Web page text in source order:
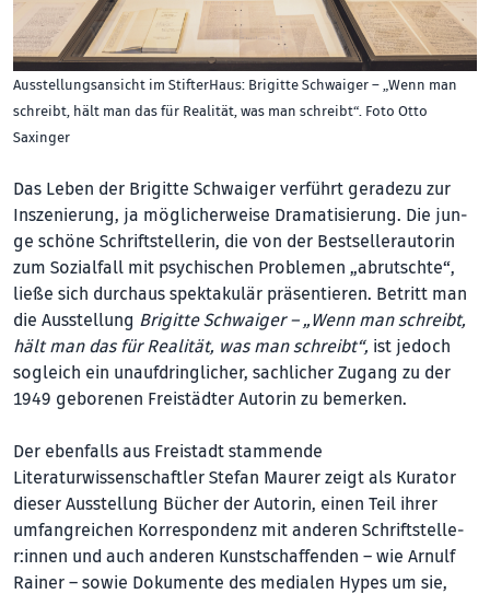
Ausstellungsansicht im StifterHaus: Brigitte Schwaiger – „Wenn man
schreibt, hält man das für Realität, was man schreibt“. Foto Otto
Saxinger
Das Leben der Brigitte Schwaiger verführt geradezu zur
Inszenierung, ja möglicherweise Dramatisierung. Die jun­
ge schöne Schriftstellerin, die von der Bestsellerautorin
zum Sozialfall mit psychischen Problemen „abrutschte“,
ließe sich durchaus spektakulär prä­sentieren. Betritt man
die Ausstellung Brigitte Schwaiger – „Wenn man schreibt,
hält man das für Realität, was man schreibt“, ist jedoch
sogleich ein unaufdringlicher, sachlicher Zugang zu der
1949 geborenen Freistädter Autorin zu bemerken.
Der ebenfalls aus Freistadt stammende
Literaturwissenschaftler Stefan Maurer zeigt als Kurator
dieser Ausstellung Bücher der Autorin, einen Teil ihrer
umfangreichen Korrespondenz mit anderen Schrift­stelle­
r:innen und auch anderen Kunstschaffenden – wie Arnulf
Rainer – sowie Dokumente des medialen Hypes um sie,